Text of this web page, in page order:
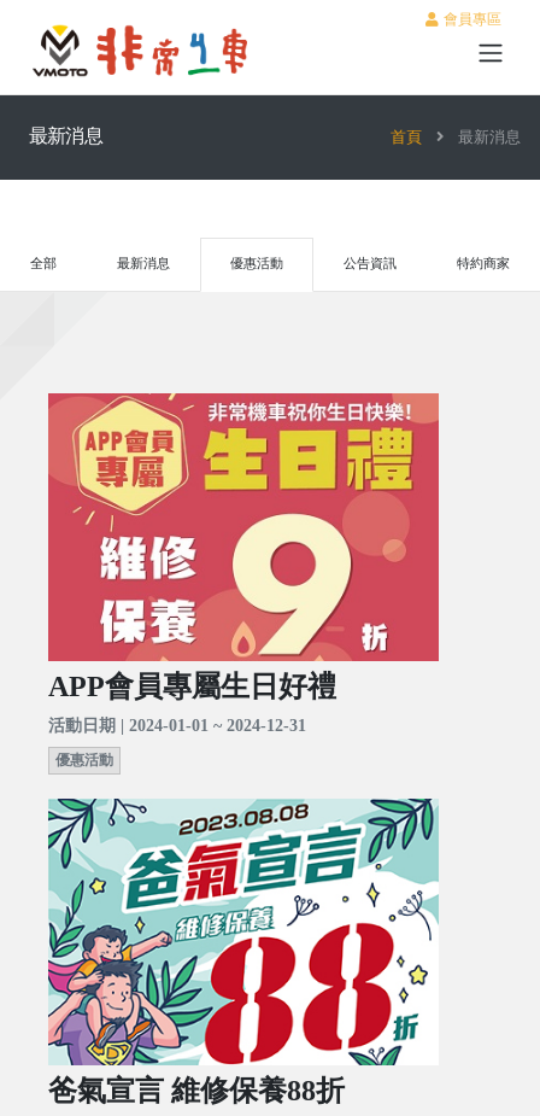
會員專區
最新消息 首頁 最新消息
全部 最新消息 優惠活動 公告資訊 特約商家
APP會員專屬生日好禮
活動日期 | 2024-01-01 ~ 2024-12-31
優惠活動
爸氣宣言 維修保養88折